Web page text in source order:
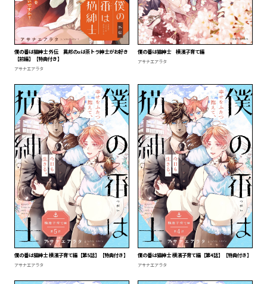
僕の番は猫紳士 外伝 異邦のαは茶トラ紳士がお好き
【前編】【特典付き】
アサナエアラタ
僕の番は猫紳士 横濱子育て編
アサナエアラタ
僕の番は猫紳士 横濱子育て編【第5話】【特典付き】
アサナエアラタ
僕の番は猫紳士 横濱子育て編【第4話】【特典付き】
アサナエアラタ